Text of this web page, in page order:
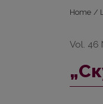
Home /
Vol. 46